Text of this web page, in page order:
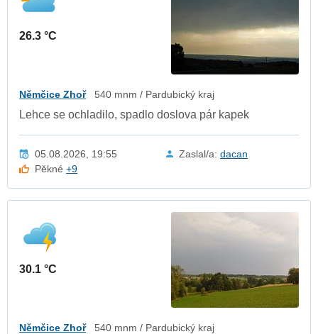
26.3 °C
Němčice Zhoř 540 mnm / Pardubický kraj
Lehce se ochladilo, spadlo doslova pár kapek
05.08.2026, 19:55 Zaslal/a: dacan
Pěkné+9
30.1 °C
Němčice Zhoř 540 mnm / Pardubický kraj